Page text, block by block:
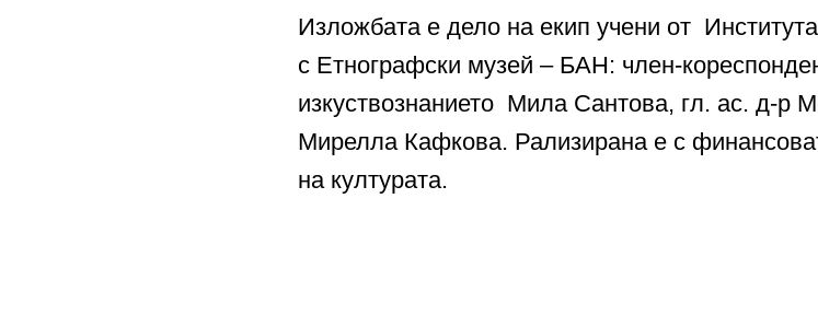
Изложбата е дело на екип учени от
с Етнографски музей – БАН: член-
изкуствознанието Мила Сантова, гл. ас. д-р
Мирелла Кафкова. Рализирана е с
на културата.